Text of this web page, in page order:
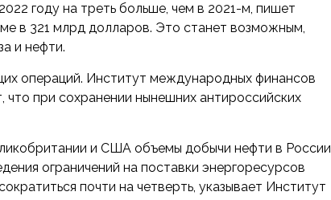
году на треть больше, чем в 2021-м, пишет
в 321 млрд долларов. Это станет возможным,
и нефти.
операций. Институт международных финансов
при сохранении нынешних антироссийских
и США объемы добычи нефти в России
ограничений на поставки энергоресурсов
почти на четверть, указывает Институт